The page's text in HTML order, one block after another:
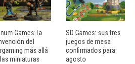
Games: la
del
más allá
miniaturas
SD Games: sus tres
juegos de mesa
confirmados para
agosto